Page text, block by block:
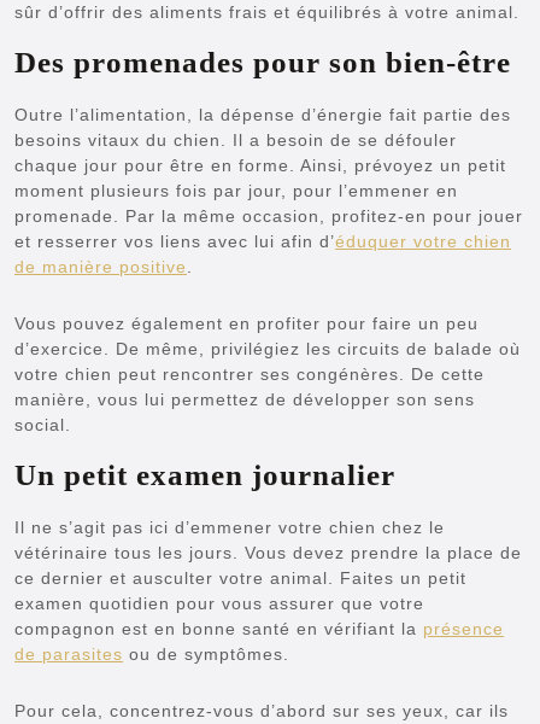
sûr d’offrir des aliments frais et équilibrés à votre animal.
Des promenades pour son bien-être
Outre l’alimentation, la dépense d’énergie fait partie des
besoins vitaux du chien. Il a besoin de se défouler
chaque jour pour être en forme. Ainsi, prévoyez un petit
moment plusieurs fois par jour, pour l’emmener en
promenade. Par la même occasion, profitez-en pour jouer
et resserrer vos liens avec lui afin d’éduquer votre chien
de manière positive
Vous pouvez également en profiter pour faire un peu
d’exercice. De même, privilégiez les circuits de balade où
votre chien peut rencontrer ses congénères. De cette
manière, vous lui permettez de développer son sens
social.
Un petit examen journalier
Il ne s’agit pas ici d’emmener votre chien chez le
vétérinaire tous les jours. Vous devez prendre la place de
ce dernier et ausculter votre animal. Faites un petit
examen quotidien pour vous assurer que votre
compagnon est en bonne santé en vérifiant la présence
de parasites ou de symptômes.
Pour cela, concentrez-vous d’abord sur ses yeux, car ils